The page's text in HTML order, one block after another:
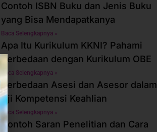
Contoh ISBN Buku dan Jenis Buku
yang Bisa Mendapatkanya
Baca Selengkapnya »
Apa Itu Kurikulum KKNI? Pahami
Perbedaan dengan Kurikulum OBE
Baca Selengkapnya »
Perbedaan Asesi dan Asesor dalam
Uji Kompetensi Keahlian
Baca Selengkapnya »
Contoh Saran Penelitian dan Cara